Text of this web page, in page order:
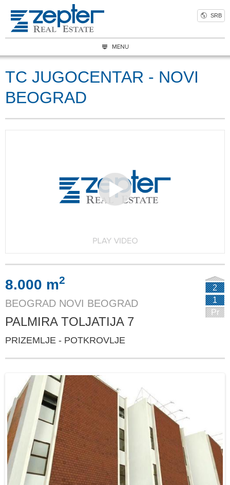
SRB
TC JUGOCENTAR - NOVI
BEOGRAD
8.000 m2
BEOGRAD NOVI BEOGRAD
PALMIRA TOLJATIJA 7
PRIZEMLJE - POTKROVLJE
2
1
Pr